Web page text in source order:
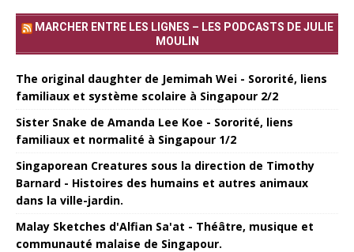
MARCHER ENTRE LES LIGNES – LES PODCASTS DE JULIE
MOULIN
The original daughter de Jemimah Wei - Sororité, liens
familiaux et système scolaire à Singapour 2/2
Sister Snake de Amanda Lee Koe - Sororité, liens
familiaux et normalité à Singapour 1/2
Singaporean Creatures sous la direction de Timothy
Barnard - Histoires des humains et autres animaux
dans la ville-jardin.
Malay Sketches d'Alfian Sa'at - Théâtre, musique et
communauté malaise de Singapour.